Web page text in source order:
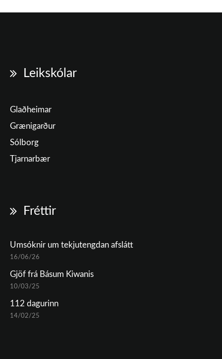
Leikskólar
Glaðheimar
Grænigarður
Sólborg
Tjarnarbær
Fréttir
Umsóknir um tekjutengdan afslátt
16/06/26
Gjöf frá Básum Kiwanis
10/03/25
112 dagurinn
14/02/25